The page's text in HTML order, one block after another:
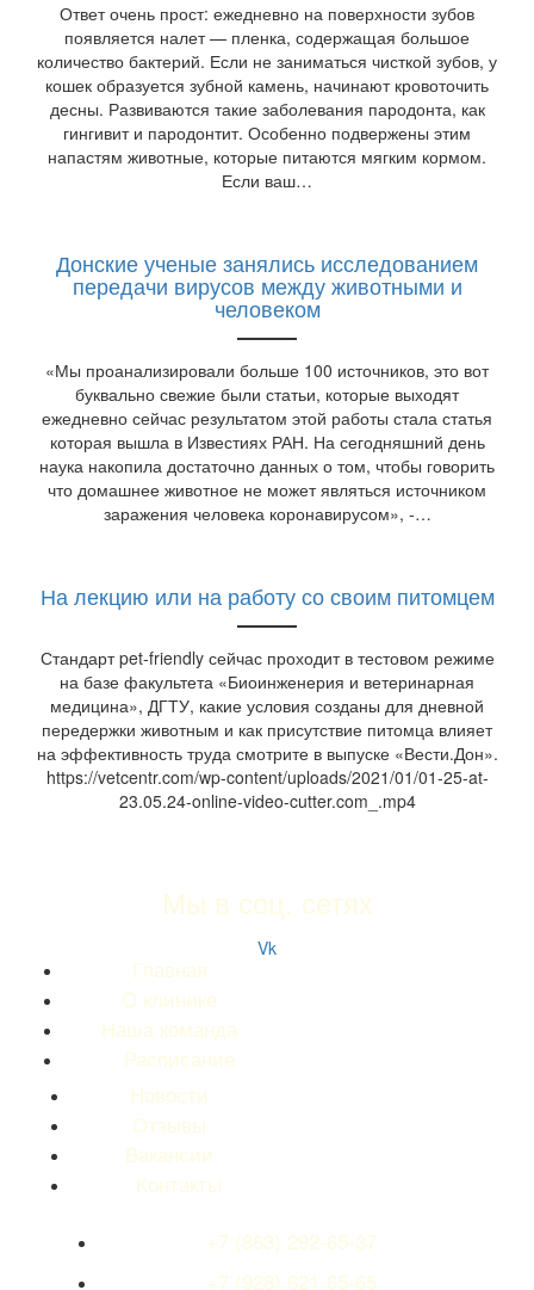
Ответ очень прост: ежедневно на поверхности зубов
появляется налет — пленка, содержащая большое
количество бактерий. Если не заниматься чисткой зубов, у
кошек образуется зубной камень, начинают кровоточить
десны. Развиваются такие заболевания пародонта, как
гингивит и пародонтит. Особенно подвержены этим
напастям животные, которые питаются мягким кормом.​
Если ваш…
Донские ученые занялись исследованием
передачи вирусов между животными и
человеком
«Мы проанализировали больше 100 источников, это вот
буквально свежие были статьи, которые выходят
ежедневно сейчас результатом этой работы стала статья
которая вышла в Известиях РАН. На сегодняшний день
наука накопила достаточно данных о том, чтобы говорить
что домашнее животное не может являться источником
заражения человека коронавирусом», -…
На лекцию или на работу со своим питомцем
Стандарт pet-friendly сейчас проходит в тестовом режиме
на базе факультета «Биоинженерия и ветеринарная
медицина», ДГТУ, какие условия созданы для дневной
передержки животным и как присутствие питомца влияет
на эффективность труда смотрите в выпуске «Вести.Дон».
https://vetcentr.com/wp-content/uploads/2021/01/01-25-at-
23.05.24-online-video-cutter.com_.mp4
Мы в соц. сетях
Vk
Главная
О клинике
Наша команда
Расписание
Новости
Отзывы
Вакансии
Контакты
+7 (863) 292-65-37
+7 (928) 621-65-65